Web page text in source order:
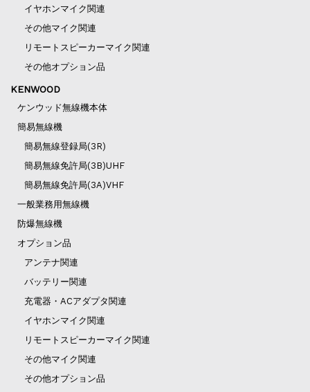
イヤホンマイク関連
その他マイク関連
リモートスピーカーマイク関連
その他オプション品
KENWOOD
ケンウッド無線機本体
簡易無線機
簡易無線登録局(3R)
簡易無線免許局(3B)UHF
簡易無線免許局(3A)VHF
一般業務用無線機
防爆無線機
オプション品
アンテナ関連
バッテリー関連
充電器・ACアダプタ関連
イヤホンマイク関連
リモートスピーカーマイク関連
その他マイク関連
その他オプション品